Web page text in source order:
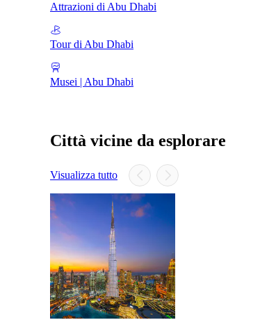
Attrazioni di Abu Dhabi
Tour di Abu Dhabi
Musei | Abu Dhabi
Città vicine da esplorare
Visualizza tutto